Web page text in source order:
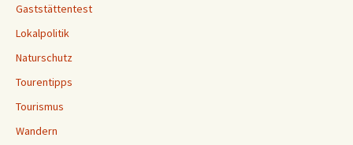
Gaststättentest
Lokalpolitik
Naturschutz
Tourentipps
Tourismus
Wandern